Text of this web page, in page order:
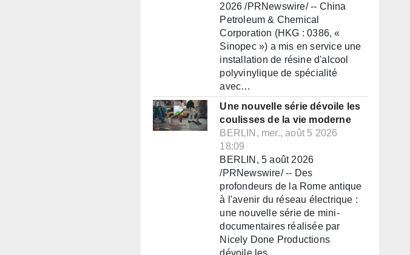
2026 /PRNewswire/ -- China
Petroleum & Chemical
Corporation (HKG : 0386, «
Sinopec ») a mis en service une
installation de résine d'alcool
polyvinylique de spécialité
avec…
Une nouvelle série dévoile les
coulisses de la vie moderne
BERLIN, mer., août 5 2026
18:09
BERLIN, 5 août 2026
/PRNewswire/ -- Des
profondeurs de la Rome antique
à l'avenir du réseau électrique :
une nouvelle série de mini-
documentaires réalisée par
Nicely Done Productions
dévoile les…